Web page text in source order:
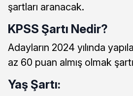
şartları aranacak.
KPSS Şartı Nedir?
Adayların 2024 yılında
az 60 puan almış olmak
Yaş Şartı: